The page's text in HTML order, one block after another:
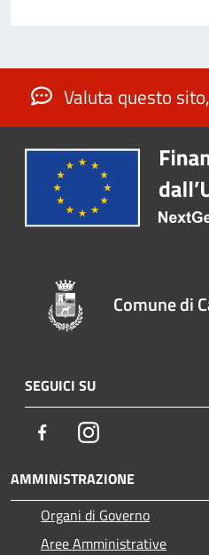
Valuta questo
Comune di
SEGUICI SU
FacebookInstagram
AMMINISTRAZIONE
Organi di Governo
Aree Amministrative